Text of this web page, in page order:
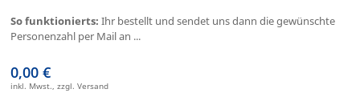
So funktionierts: Ihr bestellt und sendet uns dann die gewünschte
Personenzahl per Mail an ...
0,00 €
inkl. Mwst., zzgl. Versand